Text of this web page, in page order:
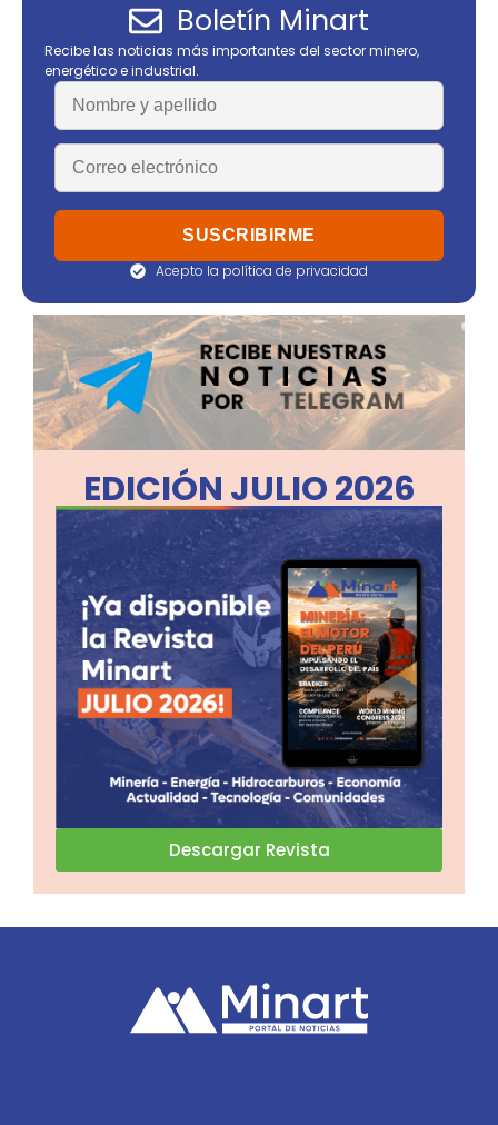
Boletín Minart
Recibe las noticias más importantes del sector minero,
energético e industrial.
Acepto la política de privacidad
EDICIÓN JULIO 2026
Descargar Revista